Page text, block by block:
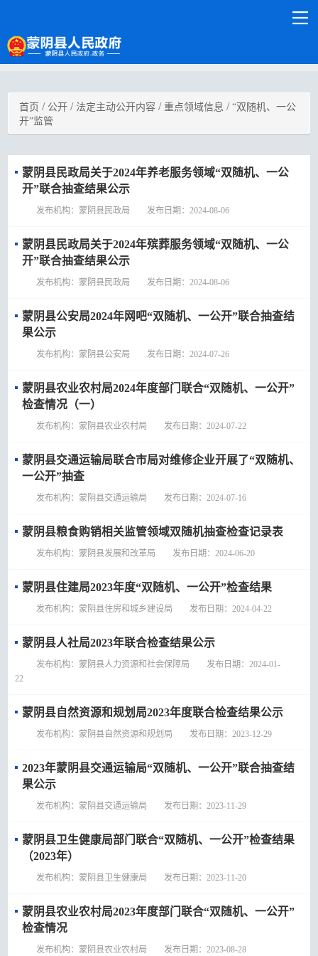
首页 / 公开 / 法定主动公开内容 /重点领域信息 /“双随机、一公
开”监管
蒙阴县民政局关于2024年养老服务领域“双​随机、一公
开”联合抽查结果公示
发布机构：蒙阴县民政局 发布日期：2024-08-06
蒙阴县民政局关于2024年殡葬服务领域“双​随机、一公
开”联合抽查结果公示
发布机构：蒙阴县民政局 发布日期：2024-08-06
蒙阴县公安局2024年网吧“双随机、一公开”联合抽查结
果公示
发布机构：蒙阴县公安局 发布日期：2024-07-26
蒙阴县农业农村局2024年度部门联合“双随机、一公开”
检查情况（一）
发布机构：蒙阴县农业农村局 发布日期：2024-07-22
蒙阴县交通运输局联合市局对维修企业开展了“双随机、
一公开”抽查
发布机构：蒙阴县交通运输局 发布日期：2024-07-16
蒙阴县粮食购销相关监管领域双随机抽查检查记录表
发布机构：蒙阴县发展和改革局 发布日期：2024-06-20
蒙阴县住建局2023年度“双随机、一公开”检查结果
发布机构：蒙阴县住房和城乡建设局 发布日期：2024-04-22
蒙阴县人社局2023年联合检查结果公示
发布机构：蒙阴县人力资源和社会保障局 发布日期：2024-01-
22
蒙阴县自然资源和规划局2023年度联合检查结果公示
发布机构：蒙阴县自然资源和规划局 发布日期：2023-12-29
2023年蒙阴县交通运输局“双随机、一公开”联合抽查结
果公示
发布机构：蒙阴县交通运输局 发布日期：2023-11-29
蒙阴县卫生健康局部门联合“双随机、一公开”检查结果
（2023年）
发布机构：蒙阴县卫生健康局 发布日期：2023-11-20
蒙阴县农业农村局2023年度部门联合“双随机、一公开”
检查情况
发布机构：蒙阴县农业农村局 发布日期：2023-08-28